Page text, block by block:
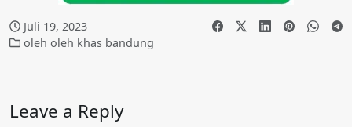
Juli 19, 2023
oleh oleh khas bandung
Leave a Reply